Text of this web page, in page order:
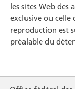
les sites Web
exclusive ou celle
reproduction est
préalable du